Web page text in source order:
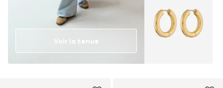
Voir la tenue